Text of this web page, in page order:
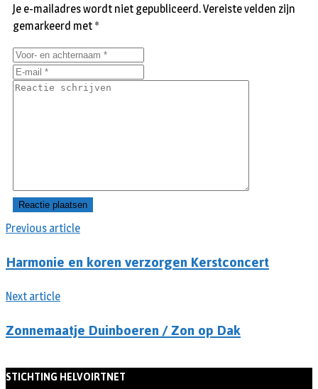
Previous article
Harmonie en koren verzorgen Kerstconcert
Next article
Zonnemaatje Duinboeren / Zon op Dak
Je e-mailadres wordt niet gepubliceerd.Vereiste velden zijn
gemarkeerd met *
STICHTING HELVOIRTNET